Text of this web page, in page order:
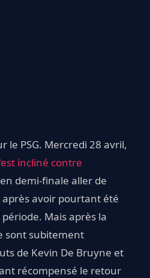
le PSG. Mercredi 28 avril,
incliné contre
en demi-finale aller de
avoir pourtant été
Mais après la
sont subitement
de Kevin De Bruyne et
récompensé le retour